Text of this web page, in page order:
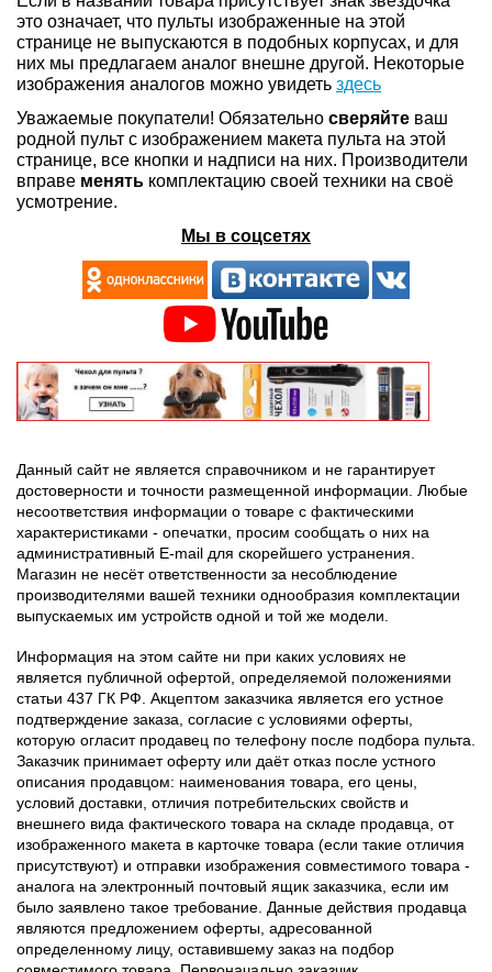
это означает, что пульты изображенные на этой
странице не выпускаются в подобных корпусах, и для
них мы предлагаем аналог внешне другой. Некоторые
изображения аналогов можно увидеть здесь
Уважаемые покупатели! Обязательно сверяйте ваш
родной пульт с изображением макета пульта на этой
странице, все кнопки и надписи на них. Производители
вправе менять комплектацию своей техники на своё
усмотрение.
Мы в соцсетях
Данный сайт не является справочником и не гарантирует
достоверности и точности размещенной информации. Любые
несоответствия информации о товаре с фактическими
характеристиками - опечатки, просим сообщать о них на
административный E-mail для скорейшего устранения.
Магазин не несёт ответственности за несоблюдение
производителями вашей техники однообразия комплектации
выпускаемых им устройств одной и той же модели.
Информация на этом сайте ни при каких условиях не
является публичной офертой, определяемой положениями
статьи 437 ГК РФ. Акцептом заказчика является его устное
подтверждение заказа, согласие с условиями оферты,
которую огласит продавец по телефону после подбора пульта.
Заказчик принимает оферту или даёт отказ после устного
описания продавцом: наименования товара, его цены,
условий доставки, отличия потребительских свойств и
внешнего вида фактического товара на складе продавца, от
изображенного макета в карточке товара (если такие отличия
присутствуют) и отправки изображения совместимого товара -
аналога на электронный почтовый ящик заказчика, если им
было заявлено такое требование. Данные действия продавца
являются предложением оферты, адресованной
определенному лицу, оставившему заказ на подбор